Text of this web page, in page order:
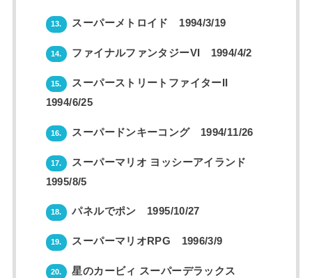
13. スーパーメトロイド 1994/3/19
14. ファイナルファンタジーVI 1994/4/2
15.
スーパーストリートファイターII
1994/6/25
16. スーパードンキーコング 1994/11/26
17.
スーパーマリオ ヨッシーアイランド
1995/8/5
18. パネルでポン 1995/10/27
19. スーパーマリオRPG 1996/3/9
20.
星のカービィ スーパーデラックス